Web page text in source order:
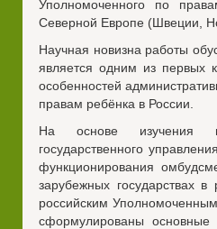
Уполномоченного по
Северной Европе (Швеции,
Научная новизна работы
является одним из первых
особенностей
правам ребёнка в России.
На основе изучения
государственного
функционирования
зарубежных государствах
российским
сформулированы основные